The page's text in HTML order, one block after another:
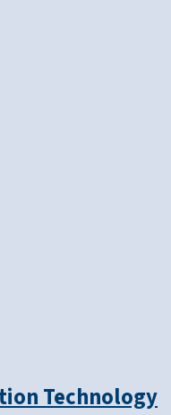
Technology